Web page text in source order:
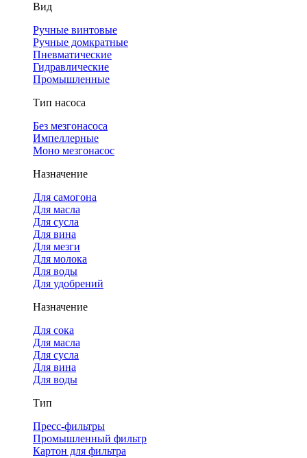
Вид
Ручные винтовые
Ручные домкратные
Пневматические
Гидравлические
Промышленные
Тип насоса
Без мезгонасоса
Импеллерные
Моно мезгонасос
Назначение
Для самогона
Для масла
Для сусла
Для вина
Для мезги
Для молока
Для воды
Для удобрений
Назначение
Для сока
Для масла
Для сусла
Для вина
Для воды
Тип
Пресс-фильтры
Промышленный фильтр
Картон для фильтра